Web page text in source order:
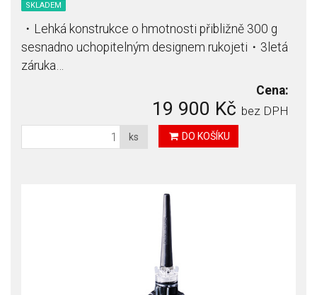
SKLADEM
・Lehká konstrukce o hmotnosti přibližně 300 g
sesnadno uchopitelným designem rukojeti・3letá
záruka…
Cena:
19 900 Kč bez DPH
ks DO KOŠÍKU